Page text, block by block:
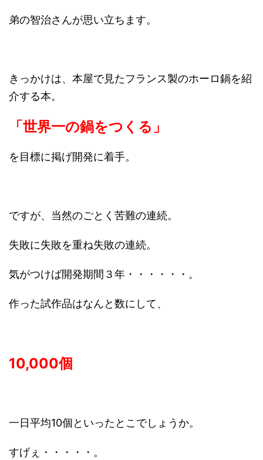
弟の智治さんが思い立ちます。
きっかけは、本屋で見たフランス製のホーロ鍋を紹
介する本。
「世界一の鍋をつくる」
を目標に掲げ開発に着手。
ですが、当然のごとく苦難の連続。
失敗に失敗を重ね失敗の連続。
気がつけば開発期間３年・・・・・・。
作った試作品はなんと数にして、
10,000個
一日平均10個といったとこでしょうか。
すげぇ・・・・・。